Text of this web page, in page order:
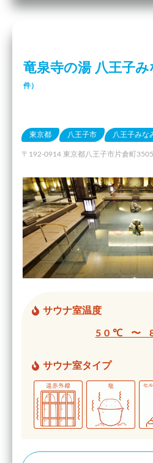
竜泉寺の湯 八王子
件）
東京都 八王子市 八王子みな
〒192-0914 東京都八王子市片倉町3505
サウナ室温度
50℃ 〜
サウナ室タイプ